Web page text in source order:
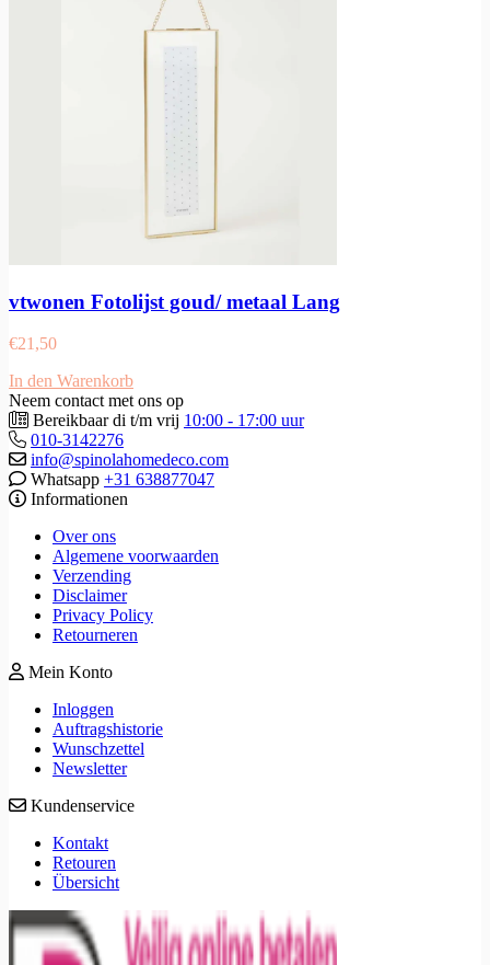
vtwonen Fotolijst goud/ metaal Lang
€21,50
In den Warenkorb
Neem contact met ons op
Bereikbaar di t/m vrij 10:00 - 17:00 uur
010-3142276
info@spinolahomedeco.com
Whatsapp +31 638877047
Informationen
Over ons
Algemene voorwaarden
Verzending
Disclaimer
Privacy Policy
Retourneren
Mein Konto
Inloggen
Auftragshistorie
Wunschzettel
Newsletter
Kundenservice
Kontakt
Retouren
Übersicht